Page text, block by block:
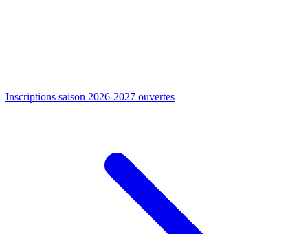
Inscriptions saison 2026-2027 ouvertes